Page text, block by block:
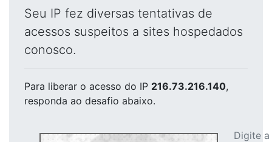
Seu IP fez diversas tentativas de
acessos suspeitos a sites hospedados
conosco.
Para liberar o acesso do IP 216.73.216.140,
responda ao desafio abaixo.
Digite